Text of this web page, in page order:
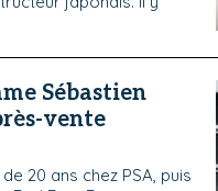
Sébastien
vente
20 ans chez PSA, puis